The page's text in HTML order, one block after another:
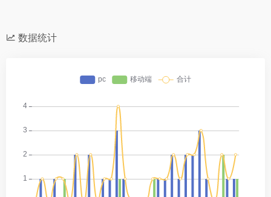
数据统计